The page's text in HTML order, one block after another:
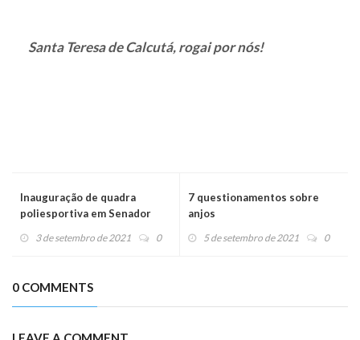
Santa Teresa de Calcutá, rogai por nós!
Inauguração de quadra
poliesportiva em Senador
esperança
3 de setembro de 2021 0
7 questionamentos sobre
anjos
5 de setembro de 2021 0
0 COMMENTS